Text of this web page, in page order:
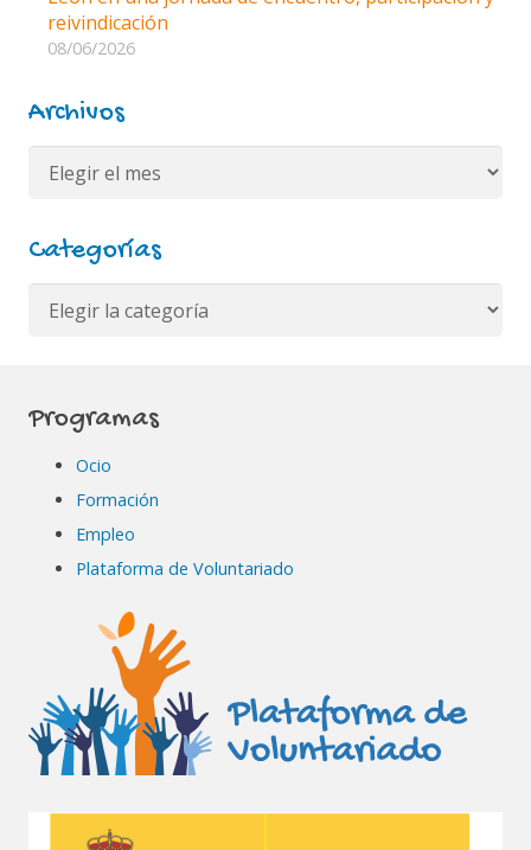
reivindicación
08/06/2026
Archivos
Archivos
Categorías
Categorías
Programas
Ocio
Formación
Empleo
Plataforma de Voluntariado